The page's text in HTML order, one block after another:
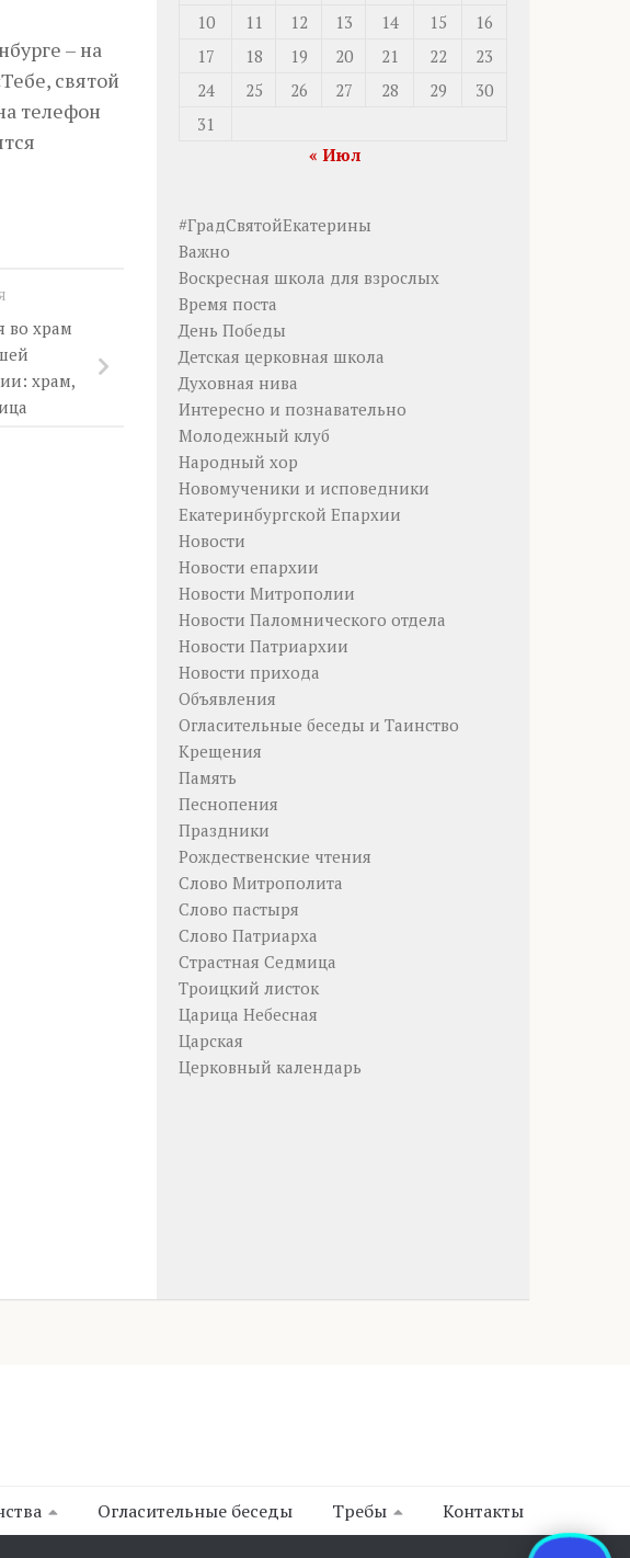
– на
святой
телефон
во храм
храм,
10
11 12 13 14 15
16
17
18 19 20 21 22
23
24
25 26 27 28 29
30
31
« Июл
#ГрадСвятойЕкатерины
Важно
Воскресная школа для взрослых
Время поста
День Победы
Детская церковная школа
Духовная нива
Интересно и познавательно
Молодежный клуб
Народный хор
Новомученики и исповедники
Екатеринбургской Епархии
Новости
Новости епархии
Новости Митрополии
Новости Паломнического отдела
Новости Патриархии
Новости прихода
Объявления
Огласительные беседы и Таинство
Крещения
Память
Песнопения
Праздники
Рождественские чтения
Слово Митрополита
Слово пастыря
Слово Патриарха
Страстная Седмица
Троицкий листок
Царица Небесная
Царская
Церковный календарь
Огласительные беседы Требы Контакты